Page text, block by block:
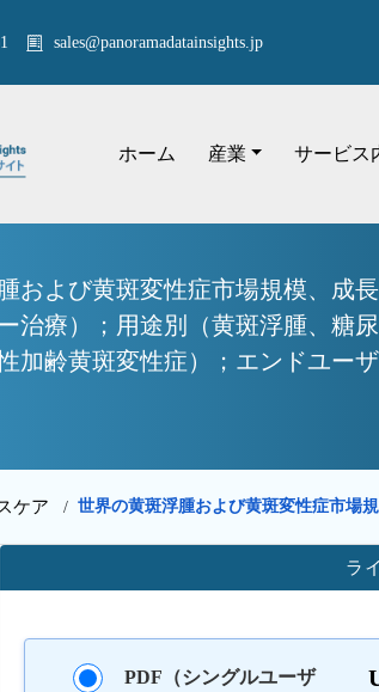
sales@panoramadatainsights.jp
ホーム 産業 サービス
および黄斑変性症市場規模、成
治療）；用途別（黄斑浮腫、糖
加齢黄斑変性症）；エンドユー
ケア / 世界の黄斑浮腫および黄斑変性症市場
ラ
PDF（シングルユーザ